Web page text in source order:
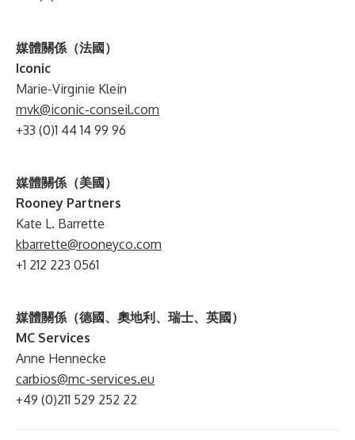
媒體關係（法國）
Iconic
Marie-Virginie Klein
mvk@iconic-conseil.com
+33 (0)1 44 14 99 96
媒體關係（美國）
Rooney Partners
Kate L. Barrette
kbarrette@rooneyco.com
+1 212 223 0561
媒體關係（德國、奧地利、瑞士、英國）
MC Services
Anne Hennecke
carbios@mc-services.eu
+49 (0)211 529 252 22